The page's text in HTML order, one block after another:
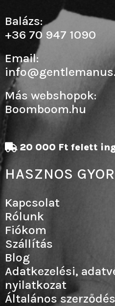
20 000 Ft felett
HASZNOS
Kapcsolat
Rólunk
Fiókom
Szállítás
Blog
Adatkezelési,
nyilatkozat
Általános
Balázs:
+36 70 947 1090
Email:
Más webshopok:
Boomboom.hu